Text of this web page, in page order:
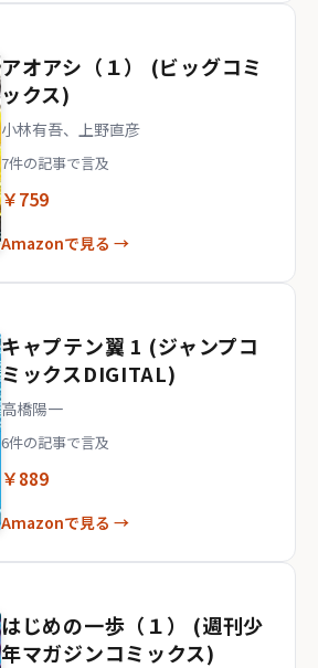
アオアシ（１） (ビッグコミ
ックス)
小林有吾、上野直彦
7件の記事で言及
￥759
Amazonで見る →
キャプテン翼 1 (ジャンプコ
ミックスDIGITAL)
高橋陽一
6件の記事で言及
￥889
Amazonで見る →
はじめの一歩（１） (週刊少
年マガジンコミックス)